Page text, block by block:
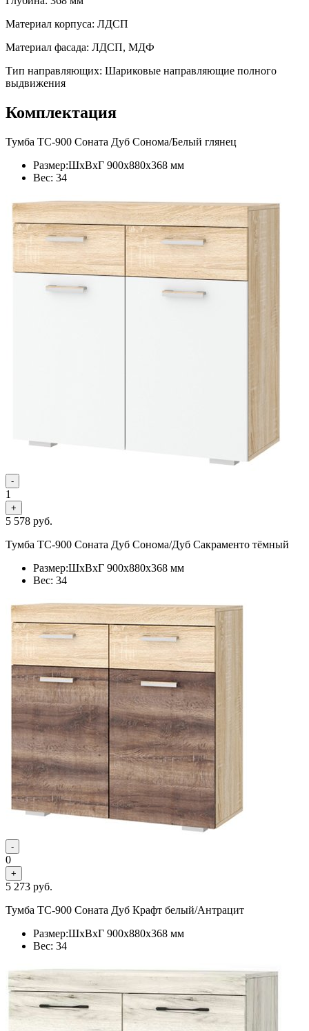
Материал корпуса: ЛДСП
Материал фасада: ЛДСП, МДФ
Тип направляющих: Шариковые направляющие полного
выдвижения
Комплектация
Тумба ТС-900 Соната Дуб Сонома/Белый глянец
Размер:ШхВхГ 900х880х368 мм
Вес: 34
-
1
+
5 578 руб.
Тумба ТС-900 Соната Дуб Сонома/Дуб Cакраменто тёмный
Размер:ШхВхГ 900х880х368 мм
Вес: 34
-
0
+
5 273 руб.
Тумба ТС-900 Соната Дуб Крафт белый/Антрацит
Размер:ШхВхГ 900х880х368 мм
Вес: 34